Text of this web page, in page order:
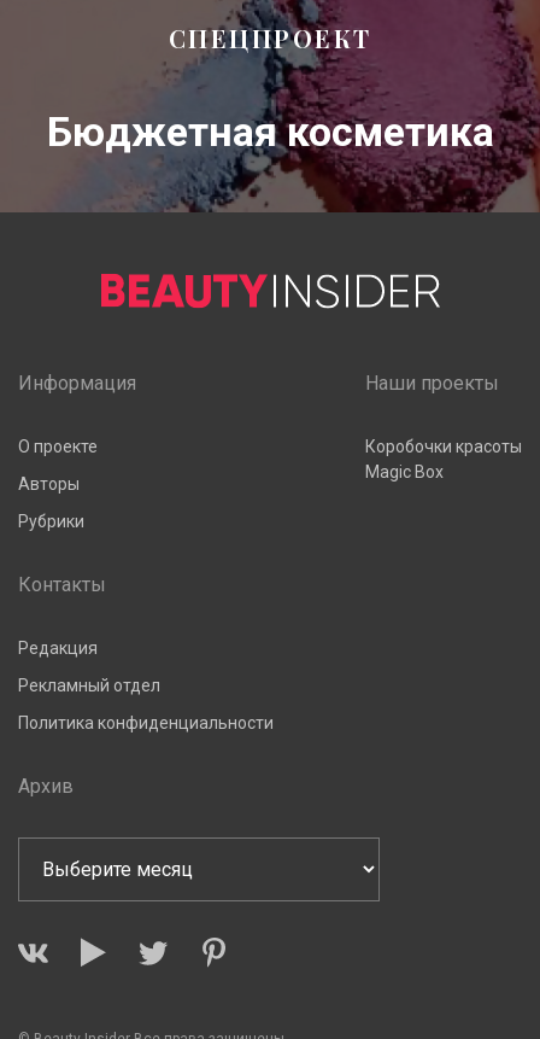
СПЕЦПРОЕКТ
Бюджетная косметика
Информация
О проекте
Авторы
Рубрики
Наши проекты
Коробочки красоты
Magic Box
Контакты
Редакция
Рекламный отдел
Политика конфиденциальности
Архив